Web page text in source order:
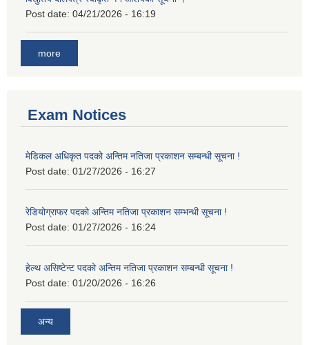
Post date: 04/21/2026 - 16:19
more
Exam Notices
मेडिकल अधिकृत पदको अन्तिम नतिजा प्रकाशन सम्बन्धी सूचना !
Post date: 01/27/2026 - 16:27
रेडियोग्राफर पदको अन्तिम नतिजा प्रकाशन सम्भन्धी सूचना !
Post date: 01/27/2026 - 16:24
हेल्थ असिष्टेन्ट पदको अन्तिम नतिजा प्रकाशन सम्बन्धी सूचना !
Post date: 01/20/2026 - 16:26
अन्य